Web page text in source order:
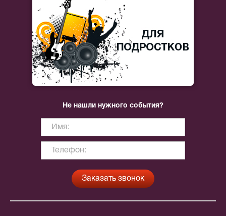
Не нашли нужного события?